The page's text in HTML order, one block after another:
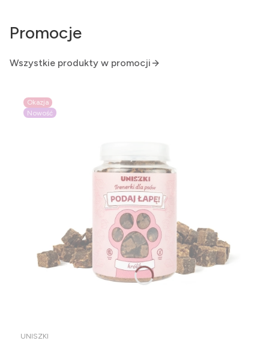
Promocje
Wszystkie produkty w promocji
Okazja
Nowość
UNISZKI